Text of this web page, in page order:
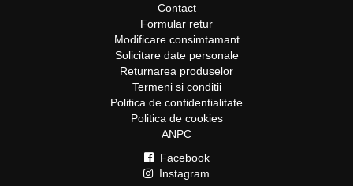
Contact
Formular retur
Modificare consimtamant
Solicitare date personale
Returnarea produselor
Termeni si conditii
Politica de confidentialitate
Politica de cookies
ANPC
Facebook
Instagram